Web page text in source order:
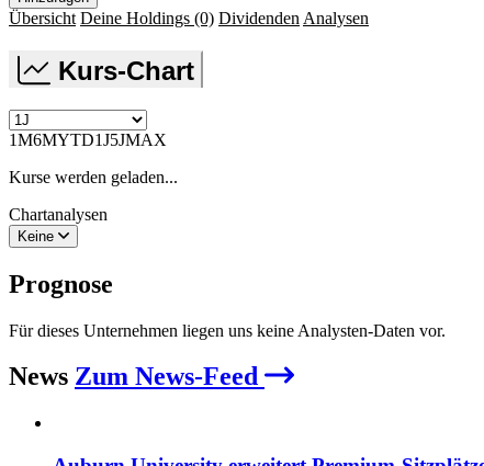
Übersicht Deine Holdings (0) Dividenden Analysen
Kurs-Chart
1M6MYTD1J5JMAX
Kurse werden geladen...
Chartanalysen
Keine
Prognose
Für dieses Unternehmen liegen uns keine Analysten-Daten vor.
News Zum News-Feed